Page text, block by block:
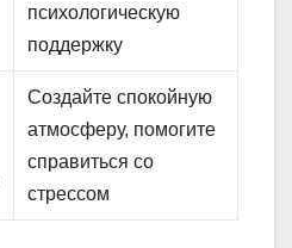
психологическую
поддержку
Создайте спокойную
атмосферу, помогите
справиться со
стрессом